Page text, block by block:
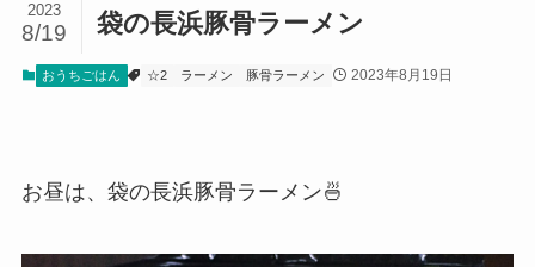
袋の長浜豚骨ラーメン
2023
8/19
おうちごはん ☆2 ラーメン 豚骨ラーメン 2023年8月19日
お昼は、袋の長浜豚骨ラーメン🍜